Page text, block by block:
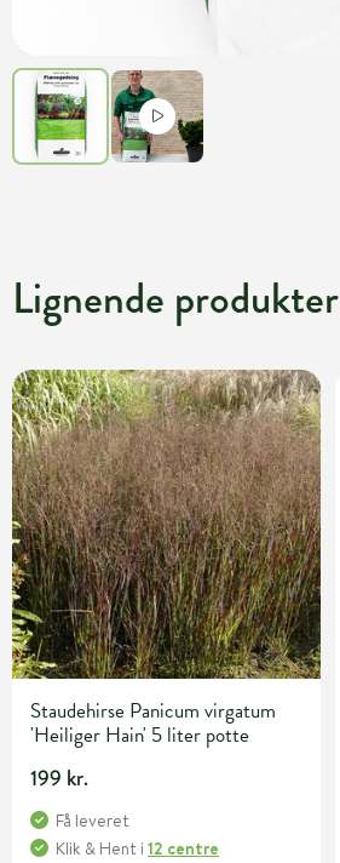
Lignende produkter
Staudehirse Panicum virgatum
'Heiliger Hain' 5 liter potte
199 kr.
Få leveret
Klik & Hent i 12 centre